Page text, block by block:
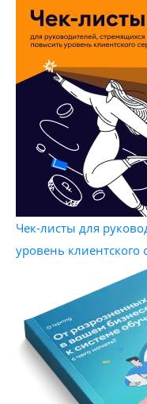
Чек-листы для
уровень клиентского